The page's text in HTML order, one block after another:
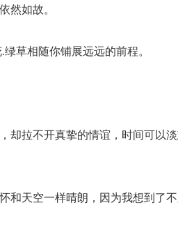
然如故。
草相随你铺展远远的前程。
却拉不开真挚的情谊，时间可以淡
和天空一样晴朗，因为我想到了